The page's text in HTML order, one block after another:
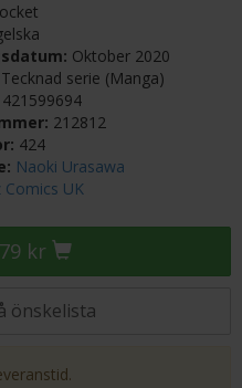
Oktober 2020
Tecknad serie (Manga)
212812
424
Naoki Urasawa
Comics UK
kr
önskelista